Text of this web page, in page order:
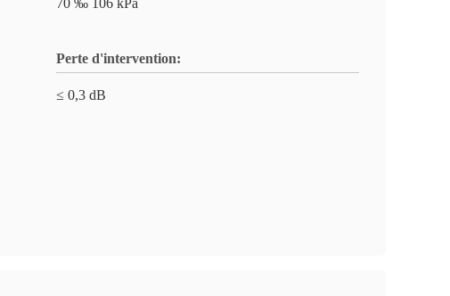
70 ‰ 106 kPa
Perte d'intervention:
≤ 0,3 dB